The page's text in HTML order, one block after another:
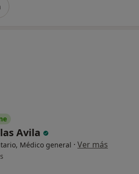
Avila
Médico general · Ver más